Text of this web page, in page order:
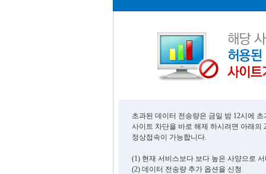
초과된 데이터 전송량은 금일 밤 12시에
사이트 차단을 바로 해제 하시려면 아래의
정상접속이 가능합니다.
(1) 현재 서비스보다 보다 높은 사양으로
(2) 데이터 전송량 추가 옵션을 신청